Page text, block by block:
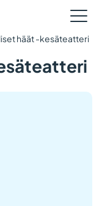
häät -kesäteatteri